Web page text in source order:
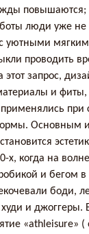
повышаются;
люди уже не
с уютными
проводить
этот запрос,
и фиты,
при
Основным
х, когда на
и бегом в
боди,
и джоггеры.
«athleisure» (